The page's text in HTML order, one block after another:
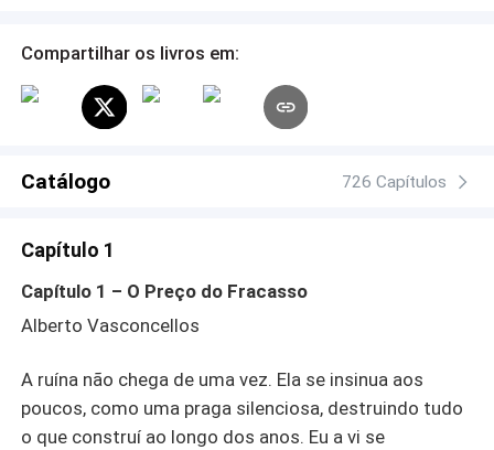
antigas, Lara terá que escolher: fugir de tudo o que a
na vida, alguém pode ser capaz de lutar por ela —
mesmo que esse alguém também seja um monstro. ---
Rashid foi construído com sangue, poder e medo. Agora,
Filho de um casamento sólido e apaixonado, criado entre
que esse dia chegaria. O trono exige um herdeiro… e
uma esposa. Pressionado a se casar, ele deveria
ela. O desejo vira obsessão. E, no mundo de Adir,
quando algo é seu, ele simplesmente compra. Mesmo
que seja o coração dela.
Compartilhar os livros em:
Catálogo 726 Capítulos
Capítulo 1
Capítulo 1 – O Preço do Fracasso
Alberto Vasconcellos
A ruína não chega de uma vez. Ela se insinua aos
poucos, como uma praga silenciosa, destruindo tudo
o que construí ao longo dos anos. Eu a vi se